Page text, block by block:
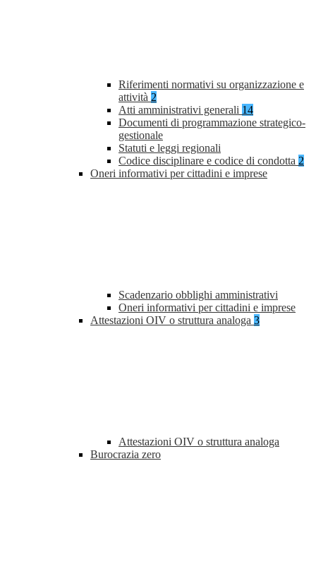
Riferimenti normativi su organizzazione e
attività 2
Atti amministrativi generali 14
Documenti di programmazione strategico-
gestionale
Statuti e leggi regionali
Codice disciplinare e codice di condotta 2
Oneri informativi per cittadini e imprese
Scadenzario obblighi amministrativi
Oneri informativi per cittadini e imprese
Attestazioni OIV o struttura analoga 3
Attestazioni OIV o struttura analoga
Burocrazia zero